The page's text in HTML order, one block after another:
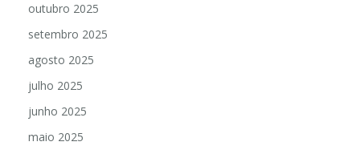
outubro 2025
setembro 2025
agosto 2025
julho 2025
junho 2025
maio 2025